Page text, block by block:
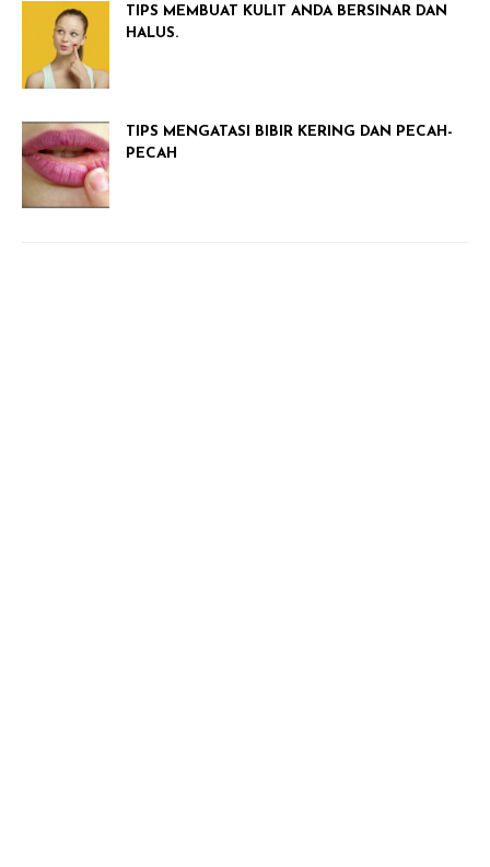
TIPS MEMBUAT KULIT ANDA BERSINAR DAN
HALUS.
TIPS MENGATASI BIBIR KERING DAN PECAH-
PECAH